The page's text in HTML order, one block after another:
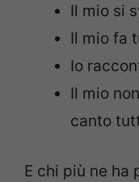
Il mio si
Il mio fa
Io
Il mio
canto
E chi più ne ha